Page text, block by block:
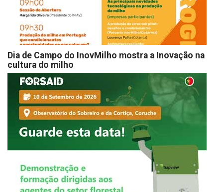
Dia de Campo do InovMilho mostra a Inovação na
cultura do milho